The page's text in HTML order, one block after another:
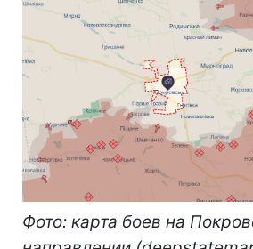
Фото: карта боев на